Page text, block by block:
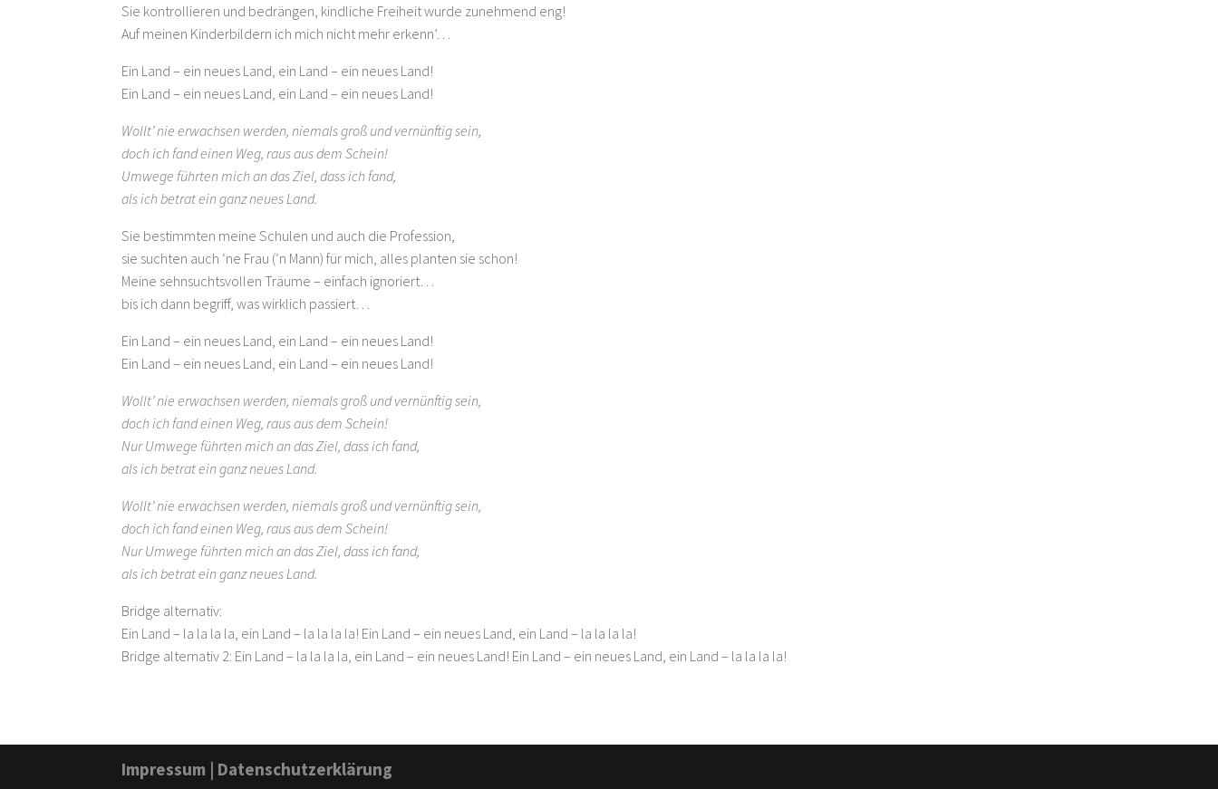
Sie kontrollieren und bedrängen, kindliche Freiheit wurde zunehmend eng!
Auf meinen Kinderbildern ich mich nicht mehr erkenn’…
Ein Land – ein neues Land, ein Land – ein neues Land!
Ein Land – ein neues Land, ein Land – ein neues Land!
Wollt’ nie erwachsen werden, niemals groß und vernünftig sein,
doch ich fand einen Weg, raus aus dem Schein!
Umwege führten mich an das Ziel, dass ich fand,
als ich betrat ein ganz neues Land.
Sie bestimmten meine Schulen und auch die Profession,
sie suchten auch ‘ne Frau (‘n Mann) für mich, alles planten sie schon!
Meine sehnsuchtsvollen Träume – einfach ignoriert…
bis ich dann begriff, was wirklich passiert…
Ein Land – ein neues Land, ein Land – ein neues Land!
Ein Land – ein neues Land, ein Land – ein neues Land!
Wollt’ nie erwachsen werden, niemals groß und vernünftig sein,
doch ich fand einen Weg, raus aus dem Schein!
Nur Umwege führten mich an das Ziel, dass ich fand,
als ich betrat ein ganz neues Land.
Wollt’ nie erwachsen werden, niemals groß und vernünftig sein,
doch ich fand einen Weg, raus aus dem Schein!
Nur Umwege führten mich an das Ziel, dass ich fand,
als ich betrat ein ganz neues Land.
Bridge alternativ:
Ein Land – la la la la, ein Land – la la la la! Ein Land – ein neues Land, ein Land – la la la la!
Bridge alternativ 2: Ein Land – la la la la, ein Land – ein neues Land! Ein Land – ein neues Land, ein Land – la la la la!
Impressum | Datenschutzerklärung